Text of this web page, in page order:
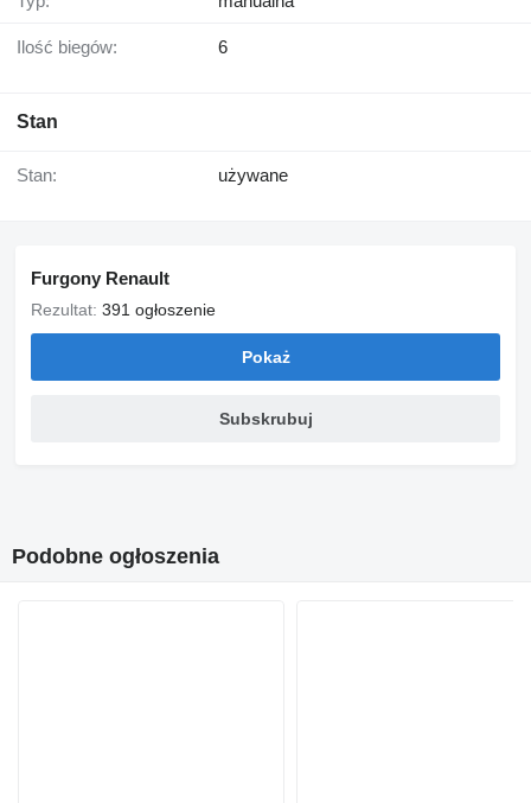
Ilość biegów: 6
Stan
Stan: używane
Furgony Renault
Rezultat: 391 ogłoszenie
Pokaż
Subskrubuj
Podobne ogłoszenia